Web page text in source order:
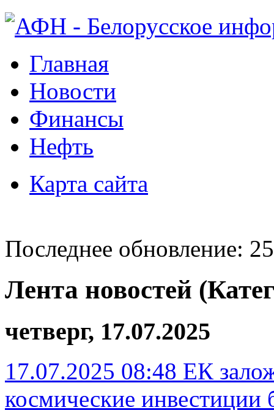
Главная
Новости
Финансы
Нефть
Карта сайта
Последнее обновление:
Лента новостей
четверг, 17.07.2025
17.07.2025 08:48 ЕК
космические инвестиции